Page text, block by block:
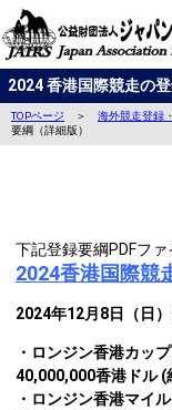
2024 香港国際競走の登
TOPページ ＞ 海外競走登録
要綱（詳細版）
下記登録要綱PDFフ
2024香港国際競
2024年12月8日（日
・ロンジン香港カッ
40,000,000香港ドル (
・ロンジン香港マイ